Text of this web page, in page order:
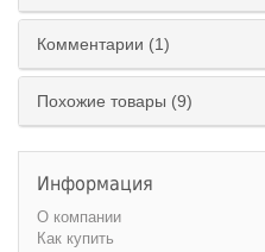
Комментарии (1)
Похожие товары (9)
Информация
О компании
Как купить